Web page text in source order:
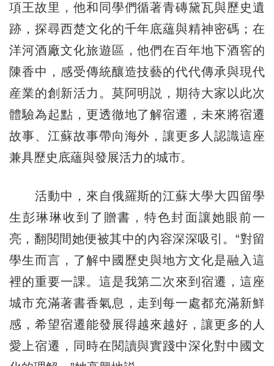
項王故里，他和同學們循著青磚黛瓦與歷史遺
跡，探尋西楚文化的千年底蘊與精神密碼；在
洋河酒廠文化旅遊區，他們在百年地下酒窖的
陳香中，感受傳統釀造技藝的代代傳承與現代
産業的創新活力。莫阿明説，期待大家以此次
體驗為起點，更透徹地了解宿遷，未來將宿遷
故事、江蘇故事帶向海外，讓更多人認識這座
兼具歷史底蘊與發展活力的城市。
活動中，來自俄羅斯的江蘇大學大四留學
生彭琳琳收到了贈書，特色封面讓她眼前一
亮，翻閱間她便被其中的內容深深吸引。“對留
學生而言，了解中國歷史與地方文化是融入這
裡的重要一課。這是我第二次來到宿遷，這座
城市充滿著書香氣息，走到每一處都充滿新鮮
感，希望宿遷能發展得越來越好，讓更多的人
愛上宿遷，同時在閱讀與實踐中深化對中國文